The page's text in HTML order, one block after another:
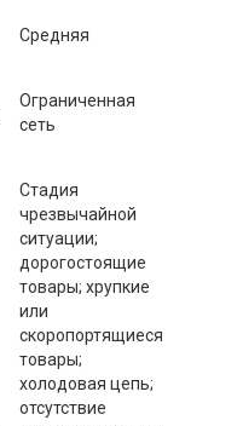
Средняя
Ограниченная
сеть
Стадия
чрезвычайной
ситуации;
дорогостоящие
товары; хрупкие
или
скоропортящиеся
товары;
холодовая цепь;
отсутствие